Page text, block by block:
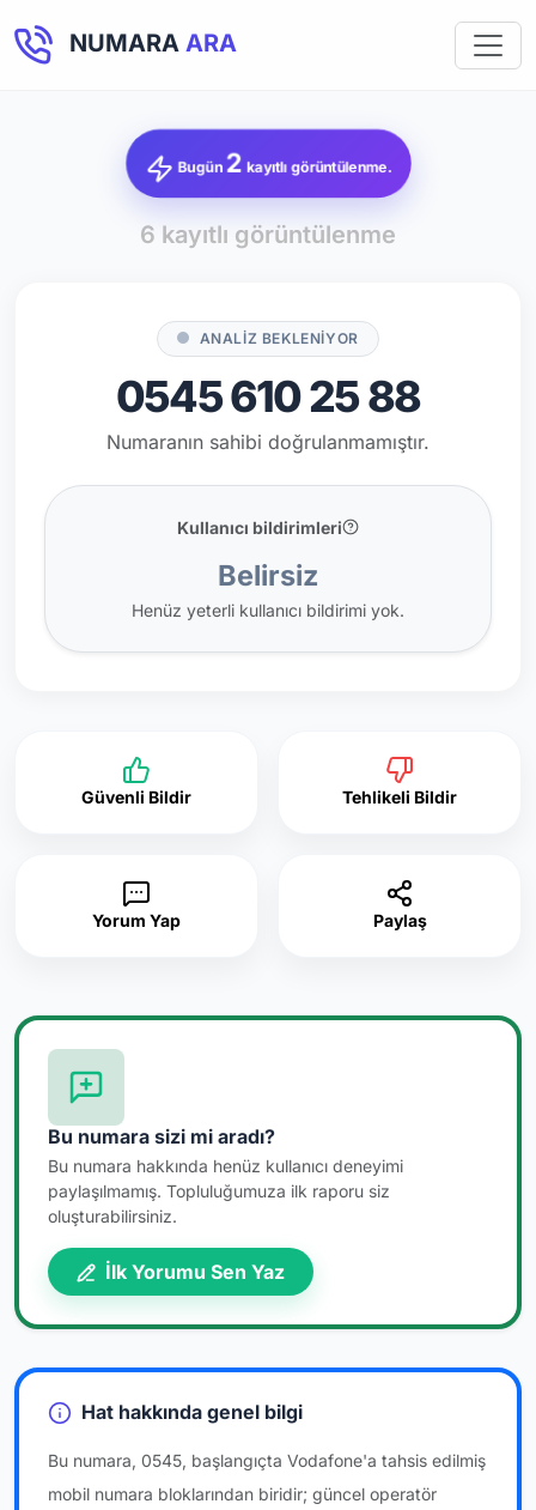
NUMARA ARA
Bugün2 kayıtlı görüntülenme.
6 kayıtlı görüntülenme
ANALİZ BEKLENİYOR
0545 610 25 88
Numaranın sahibi doğrulanmamıştır.
Kullanıcı bildirimleri
Belirsiz
Henüz yeterli kullanıcı bildirimi yok.
Güvenli Bildir Tehlikeli Bildir
Yorum Yap Paylaş
Bu numara sizi mi aradı?
Bu numara hakkında henüz kullanıcı deneyimi
paylaşılmamış. Topluluğumuza ilk raporu siz
oluşturabilirsiniz.
İlk Yorumu Sen Yaz
Hat hakkında genel bilgi
Bu numara, 0545, başlangıçta Vodafone'a tahsis edilmiş
mobil numara bloklarından biridir; güncel operatör